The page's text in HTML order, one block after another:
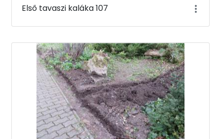
Első tavaszi kaláka 107